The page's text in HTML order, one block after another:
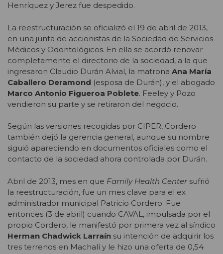
Henríquez y Jerez fue despedido.
La reestructuración se oficializó el 19 de abril de 2013,
en una junta de accionistas de la Sociedad de Servicios
Médicos y Odontológicos. En ella se acordó renovar
completamente el directorio de la sociedad, a la que
ingresaron Claudio Durán Alvial, la matrona Ana María
Caballero Deramond (esposa de Durán), y el abogado
Marco Antonio Figueroa Poblete. Feeley y Pozo
vendieron su parte y se retiraron del negocio.
Según las versiones recogidas por CIPER, Cordero
también dejó la gerencia general, aunque su nombre
siguió apareciendo en documentos oficiales como el
contacto de la sociedad ahora controlada por Durán.
Abril de 2013, mes en que Family Health Center sufrió
la reestructuración, fue un mes clave para el ex
administrador municipal Patricio Cordero. Fue
entonces (3 de abril) cuando CAVAL, impulsada por el
propio Cordero, le manifestó por primera vez al síndico
Herman Chadwick Larraín su intención de adquirir los
tres terrenos en Machalí y le hizo una oferta de 0,54